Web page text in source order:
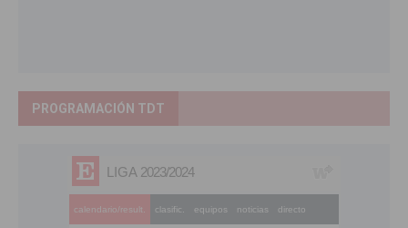
PROGRAMACIÓN TDT